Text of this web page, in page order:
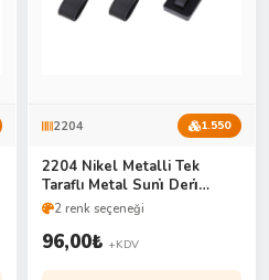
2204 1.550
2204 Nikel Metalli Tek
Taraflı Metal Suni̇ Deri̇
Anahtarlık
2 renk seçeneği
96,00₺ +KDV